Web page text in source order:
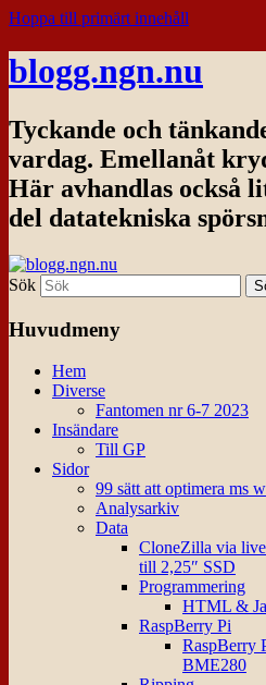
Hoppa till primärt innehåll
blogg.ngn.nu
Tyckande och
vardag. Emellanåt
Här avhandlas också
del datatekniska
Sök
Huvudmeny
Hem
Diverse
Fantomen nr 6-7 2023
Insändare
Till GP
Sidor
99 sätt att optimera ms
Analysarkiv
Data
CloneZilla via
till 2,25″ SSD
Programmering
HTML &
RaspBerry Pi
RaspBerry
BME280